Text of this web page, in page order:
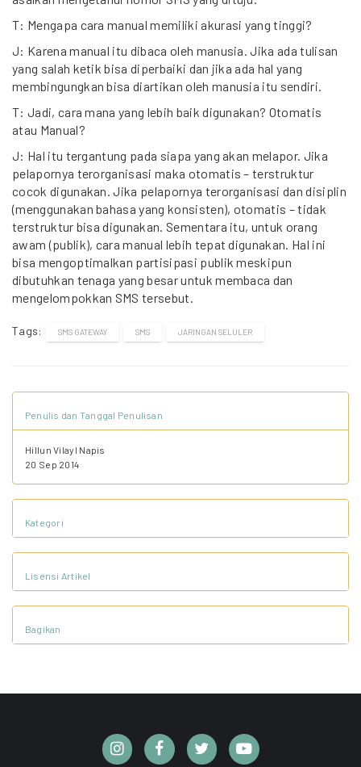
T: Mengapa cara manual memiliki akurasi yang tinggi?
J: Karena manual itu dibaca oleh manusia. Jika ada tulisan
yang salah ketik bisa diperbaiki dan jika ada hal yang
membingungkan bisa diartikan oleh manusia itu sendiri.
T: Jadi, cara mana yang lebih baik digunakan? Otomatis
atau Manual?
J: Hal itu tergantung pada siapa yang akan melapor. Jika
pelapornya terorganisasi maka otomatis – terstruktur
cocok digunakan. Jika pelapornya terorganisasi dan disiplin
(menggunakan bahasa yang konsisten), otomatis – tidak
terstruktur bisa digunakan. Sementara itu, untuk orang
awam (publik), cara manual lebih tepat digunakan. Hal ini
bisa mengoptimalkan partisipasi publik meskipun
dibutuhkan tenaga yang besar untuk membaca dan
mengelompokkan SMS tersebut.
Tags: SMS GATEWAY SMS JARINGAN SELULER
Penulis dan Tanggal Penulisan
Hillun Vilayl Napis
20 Sep 2014
Kategori
Lisensi Artikel
Bagikan